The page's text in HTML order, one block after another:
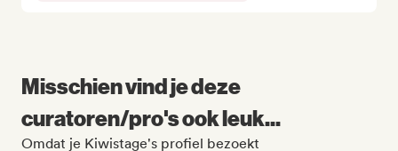
Misschien vind je deze
curatoren/pro's ook leuk...
Omdat je Kiwistage's profiel bezoekt